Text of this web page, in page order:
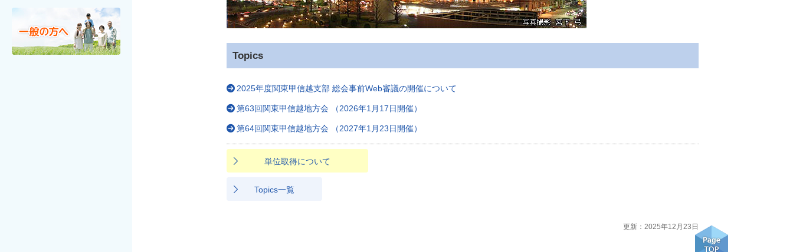
Topics
2025年度関東甲信越支部 総会事前Web審議の開催について
第63回関東甲信越地方会 （2026年1月17日開催）
第64回関東甲信越地方会 （2027年1月23日開催）
単位取得について
Topics一覧
更新：2025年12月23日